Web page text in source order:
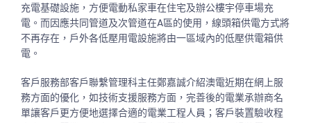
充電基礎設施，方便電動私家車在住宅及辦公樓宇停車場充
電。而因應共同管道及次管道在A區的使用，線頭箱供電方式將
不再存在，戶外各低壓用電設施將由一區域內的低壓供電箱供
電。
客戶服務部客戶聯繫管理科主任鄭嘉誠介紹澳電近期在網上服
務方面的優化，如技術支援服務方面，完善後的電業承辦商名
單讓客戶更方便地選擇合適的電業工程人員；客戶裝置驗收程